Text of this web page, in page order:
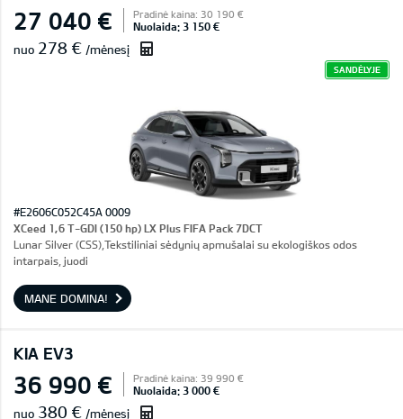
27 040 € Pradinė kaina: 30 190 €
Nuolaida: 3 150 €
nuo 278 € /mėnesį
SANDĖLYJE
#E2606C052C45A 0009
XCeed 1,6 T-GDI (150 hp) LX Plus FIFA Pack 7DCT
Lunar Silver (CSS),Tekstiliniai sėdynių apmušalai su ekologiškos odos
intarpais, juodi
MANE DOMINA!
KIA EV3
36 990 € Pradinė kaina: 39 990 €
Nuolaida: 3 000 €
nuo 380 € /mėnesį